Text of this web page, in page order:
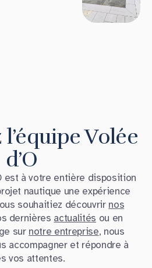
Volée
d’O
est à votre entière disposition
nautique une expérience
souhaitiez découvrir nos
dernières actualités ou en
sur notre entreprise, nous
accompagner et répondre à
vos attentes.